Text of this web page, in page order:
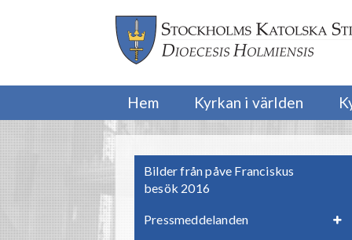
Hem Kyrkan i världen
Bilder från påve Franciskus
besök 2016
Pressmeddelanden